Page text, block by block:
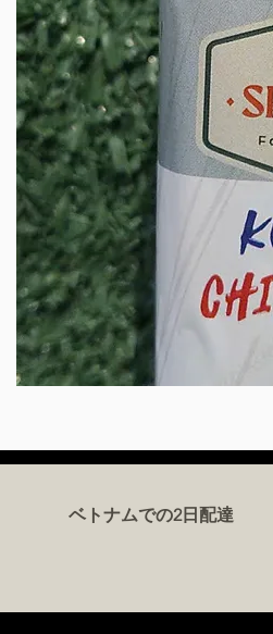
ベトナムでの2日配達